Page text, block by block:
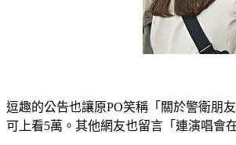
逗趣的公告也讓原PO笑稱「關於警衛朋
可上看5萬。其他網友也留言「連演唱會